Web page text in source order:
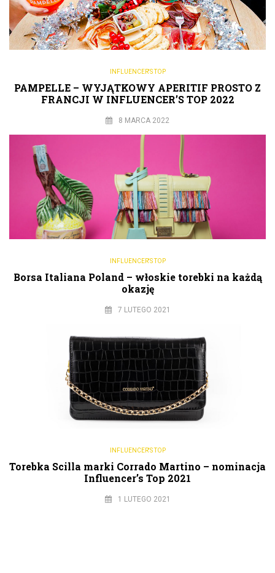
INFLUENCER'S TOP
PAMPELLE – WYJĄTKOWY APERITIF PROSTO Z
FRANCJI W INFLUENCER’S TOP 2022
8 MARCA 2022
INFLUENCER'S TOP
Borsa Italiana Poland – włoskie torebki na każdą
okazję
7 LUTEGO 2021
INFLUENCER'S TOP
Torebka Scilla marki Corrado Martino – nominacja
Influencer’s Top 2021
1 LUTEGO 2021